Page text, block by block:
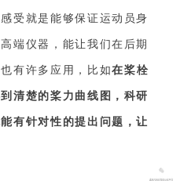
受就是能够保证运动员身
端仪器，能让我们在后期
有许多应用，比如在桨栓
清楚的桨力曲线图，科研
有针对性的提出问题，让